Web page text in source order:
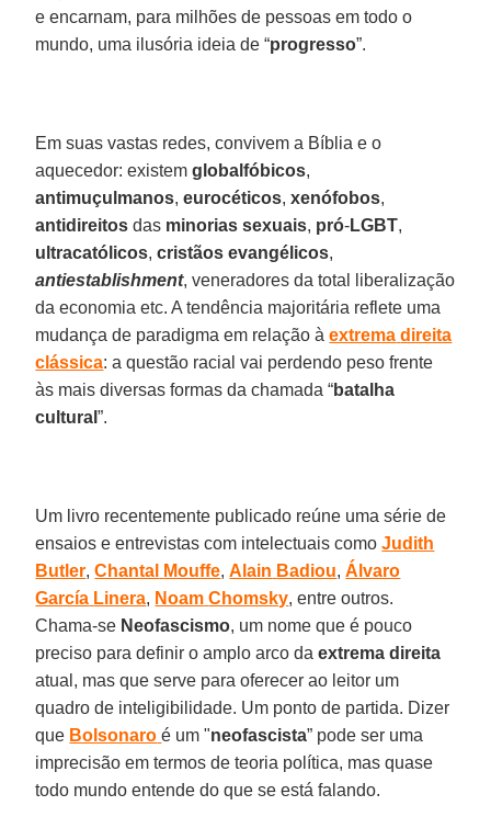
e encarnam, para milhões de pessoas em todo o
mundo, uma ilusória ideia de “progresso”.
Em suas vastas redes, convivem a Bíblia e o
aquecedor: existemglobalfóbicos,
antimuçulmanos,eurocéticos,xenófobos,
antidireitos das minorias sexuais, pró-LGBT,
ultracatólicos,cristãos evangélicos,
antiestablishment, veneradores da total liberalização
da economia etc. A tendência majoritária reflete uma
mudança de paradigma em relação àextrema direita
clássica: a questão racial vai perdendo peso frente
às mais diversas formas da chamada “batalha
cultural”.
Um livro recentemente publicado reúne uma série de
ensaios e entrevistas com intelectuais comoJudith
Butler,Chantal Mouffe,Alain Badiou,Álvaro
García Linera, Noam Chomsky, entre outros.
Chama-se Neofascismo, um nome que é pouco
preciso para definir o amplo arco daextrema direita
atual, mas que serve para oferecer ao leitor um
quadro de inteligibilidade. Um ponto de partida. Dizer
que Bolsonaro é um "neofascista” pode ser uma
imprecisão em termos de teoria política, mas quase
todo mundo entende do que se está falando.